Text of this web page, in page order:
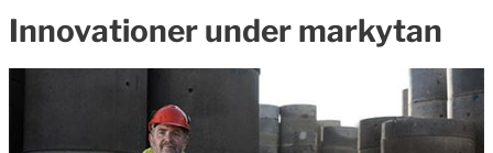
Innovationer under markytan